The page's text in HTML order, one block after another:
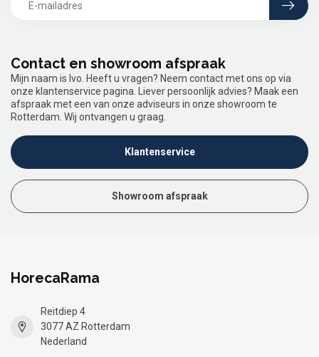
Contact en showroom afspraak
Mijn naam is Ivo. Heeft u vragen? Neem contact met ons op via
onze klantenservice pagina. Liever persoonlijk advies? Maak een
afspraak met een van onze adviseurs in onze showroom te
Rotterdam. Wij ontvangen u graag.
Klantenservice
Showroom afspraak
HorecaRama
Reitdiep 4
3077 AZ Rotterdam
Nederland